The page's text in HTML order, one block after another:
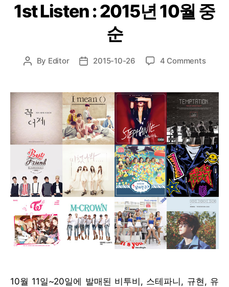
1st Listen : 2015년 10월 중
순
Post
By Editor
Post2015-10-26 4 Commentson
:
2015
년
10
월
중
순
10월 11일~20일에 발매된 비투비, 스테파니, 규현, 유